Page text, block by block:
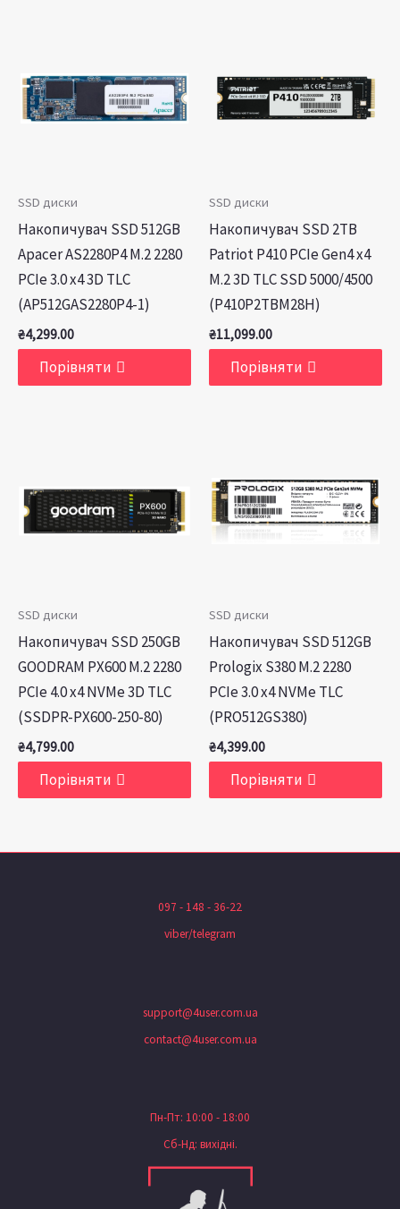
SSD диски
Накопичувач SSD 512GB
Apacer AS2280P4 M.2 2280
PCIe 3.0 x4 3D TLC
(AP512GAS2280P4-1)
₴4,299.00
Порівняти
SSD диски
Накопичувач SSD 2TB
Patriot P410 PCIe Gen4 x4
M.2 3D TLC SSD 5000/4500
(P410P2TBM28H)
₴11,099.00
Порівняти
SSD диски
Накопичувач SSD 250GB
GOODRAM PX600 M.2 2280
PCIe 4.0 x4 NVMe 3D TLC
(SSDPR-PX600-250-80)
₴4,799.00
Порівняти
SSD диски
Накопичувач SSD 512GB
Prologix S380 M.2 2280
PCIe 3.0 x4 NVMe TLC
(PRO512GS380)
₴4,399.00
Порівняти
097 - 148 - 36-22
viber/telegram
support@4user.com.ua
contact@4user.com.ua
Пн-Пт: 10:00 - 18:00
Сб-Нд: вихідні.